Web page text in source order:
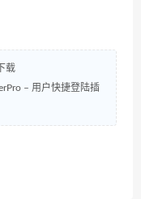
载
– 用户快捷登陆插